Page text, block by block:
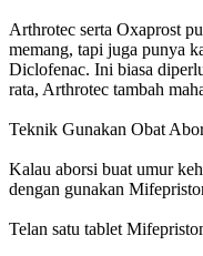
Arthrotec serta Oxaprost
memang, tapi juga punya
Diclofenac. Ini biasa
rata, Arthrotec tambah
Teknik Gunakan Obat
Kalau aborsi buat umur
dengan gunakan
Telan satu tablet